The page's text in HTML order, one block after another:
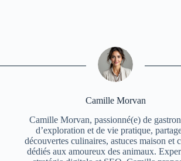
Camille Morvan
Camille Morvan, passionné(e) de
d’exploration et de vie pratique,
découvertes culinaires, astuces maison et
dédiés aux amoureux des animaux.